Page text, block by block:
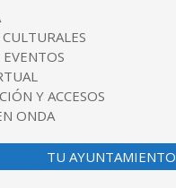
EVENTOS
Y ACCESOS
ONDA
TU AYUNTAMIENTO